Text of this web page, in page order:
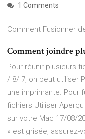
1 Comments
Comment Fusionner
Comment joindre
Pour réunir plusieurs
/ 8/ 7, on peut utiliser
une imprimante. Pour
fichiers Utiliser
sur votre Mac 17/08/
» est grisée, assurez-